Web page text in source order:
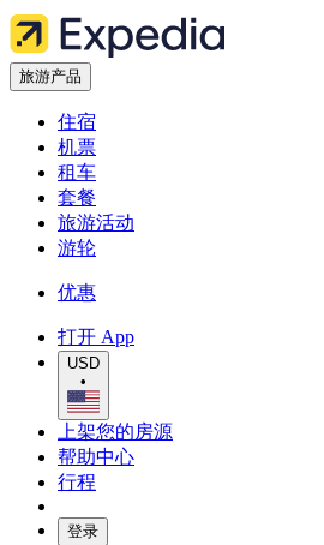
旅游产品
住宿
机票
租车
套餐
旅游活动
游轮
优惠
打开 App
USD
•
上架您的房源
帮助中心
行程
登录